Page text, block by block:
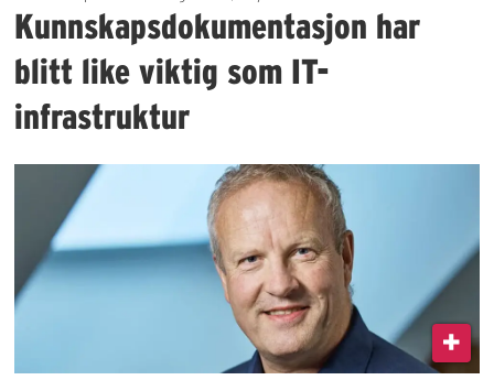
Kunnskapsdokumentasjon har
blitt like viktig som IT-
infrastruktur